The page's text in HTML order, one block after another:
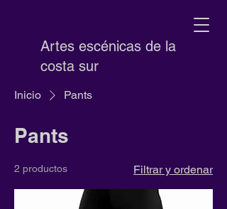
Artes escénicas de la
costa sur
Inicio Pants
Pants
2 productos Filtrar y ordenar